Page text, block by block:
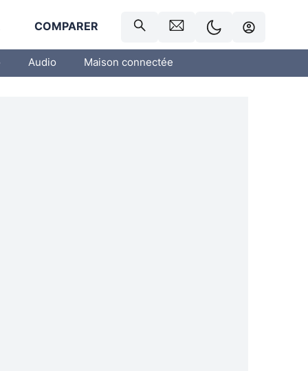
COMPARER
Audio Maison connectée